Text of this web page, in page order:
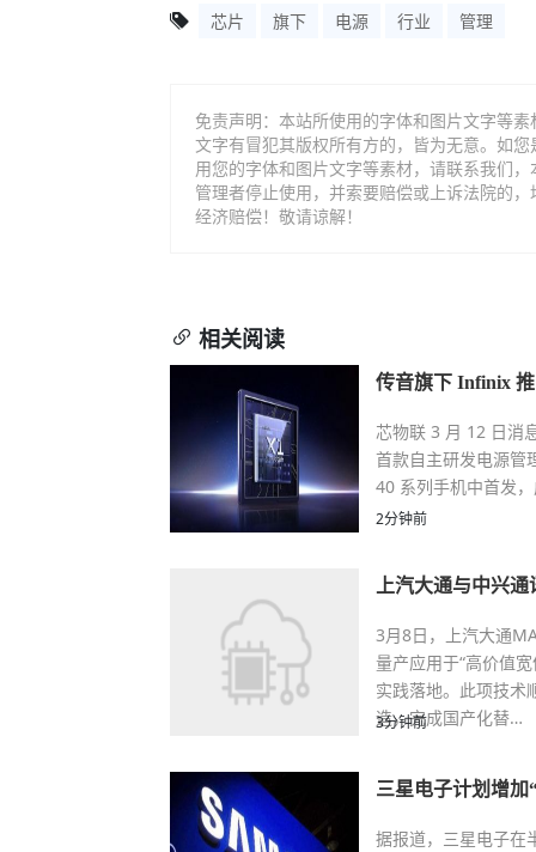
芯片 旗下 电源 行业 管理
免责声明：本站所使用的字体和图片文字等
文字有冒犯其版权所有方的，皆为无意。如
用您的字体和图片文字等素材，请联系我们
管理者停止使用，并索要赔偿或上诉法院的
经济赔偿！敬请谅解！
相关阅读
传音旗下 Infinix
芯物联 3 月 12 日消
首款自主研发电源
40 系列手机中首发
2分钟前
上汽大通与中兴
3月8日，上汽大通
量产应用于“高价值
实践落地。此项技术
造，完成国产化替…
3分钟前
三星电子计划增
据报道，三星电子在